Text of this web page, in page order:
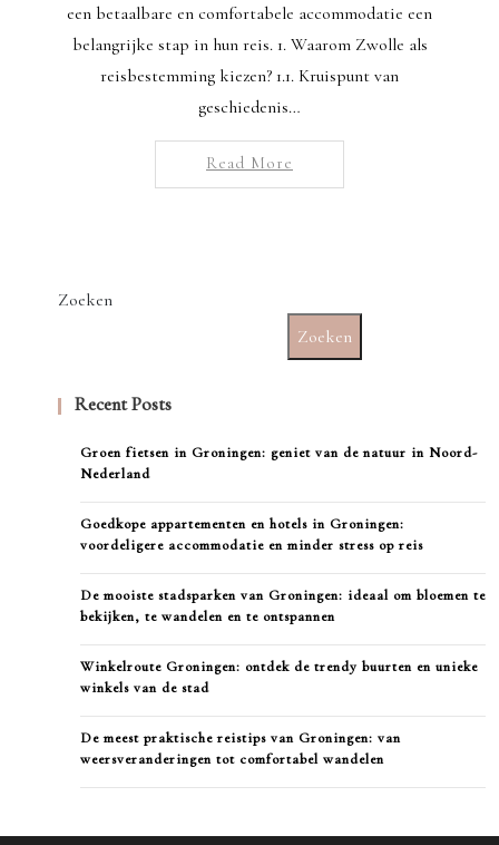
een betaalbare en comfortabele accommodatie een
belangrijke stap in hun reis. 1. Waarom Zwolle als
reisbestemming kiezen? 1.1. Kruispunt van
geschiedenis…
Read More
Zoeken
Zoeken
Recent Posts
Groen fietsen in Groningen: geniet van de natuur in Noord-
Nederland
Goedkope appartementen en hotels in Groningen:
voordeligere accommodatie en minder stress op reis
De mooiste stadsparken van Groningen: ideaal om bloemen te
bekijken, te wandelen en te ontspannen
Winkelroute Groningen: ontdek de trendy buurten en unieke
winkels van de stad
De meest praktische reistips van Groningen: van
weersveranderingen tot comfortabel wandelen